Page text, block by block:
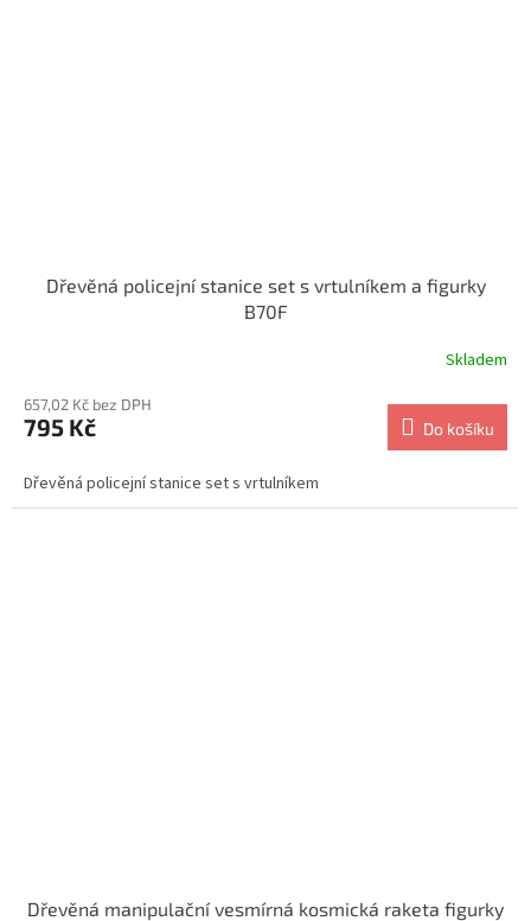
Dřevěná policejní stanice set s vrtulníkem a figurky
B70F
Skladem
657,02 Kč bez DPH
795 Kč Do košíku
Dřevěná policejní stanice set s vrtulníkem
Dřevěná manipulační vesmírná kosmická raketa figurky